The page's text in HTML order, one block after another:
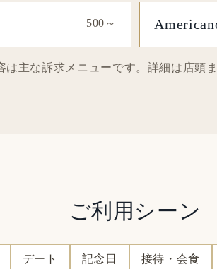
500～
主な訴求メニューです。詳細は店頭
ご利用シーン
デート 記念日 接待・会食